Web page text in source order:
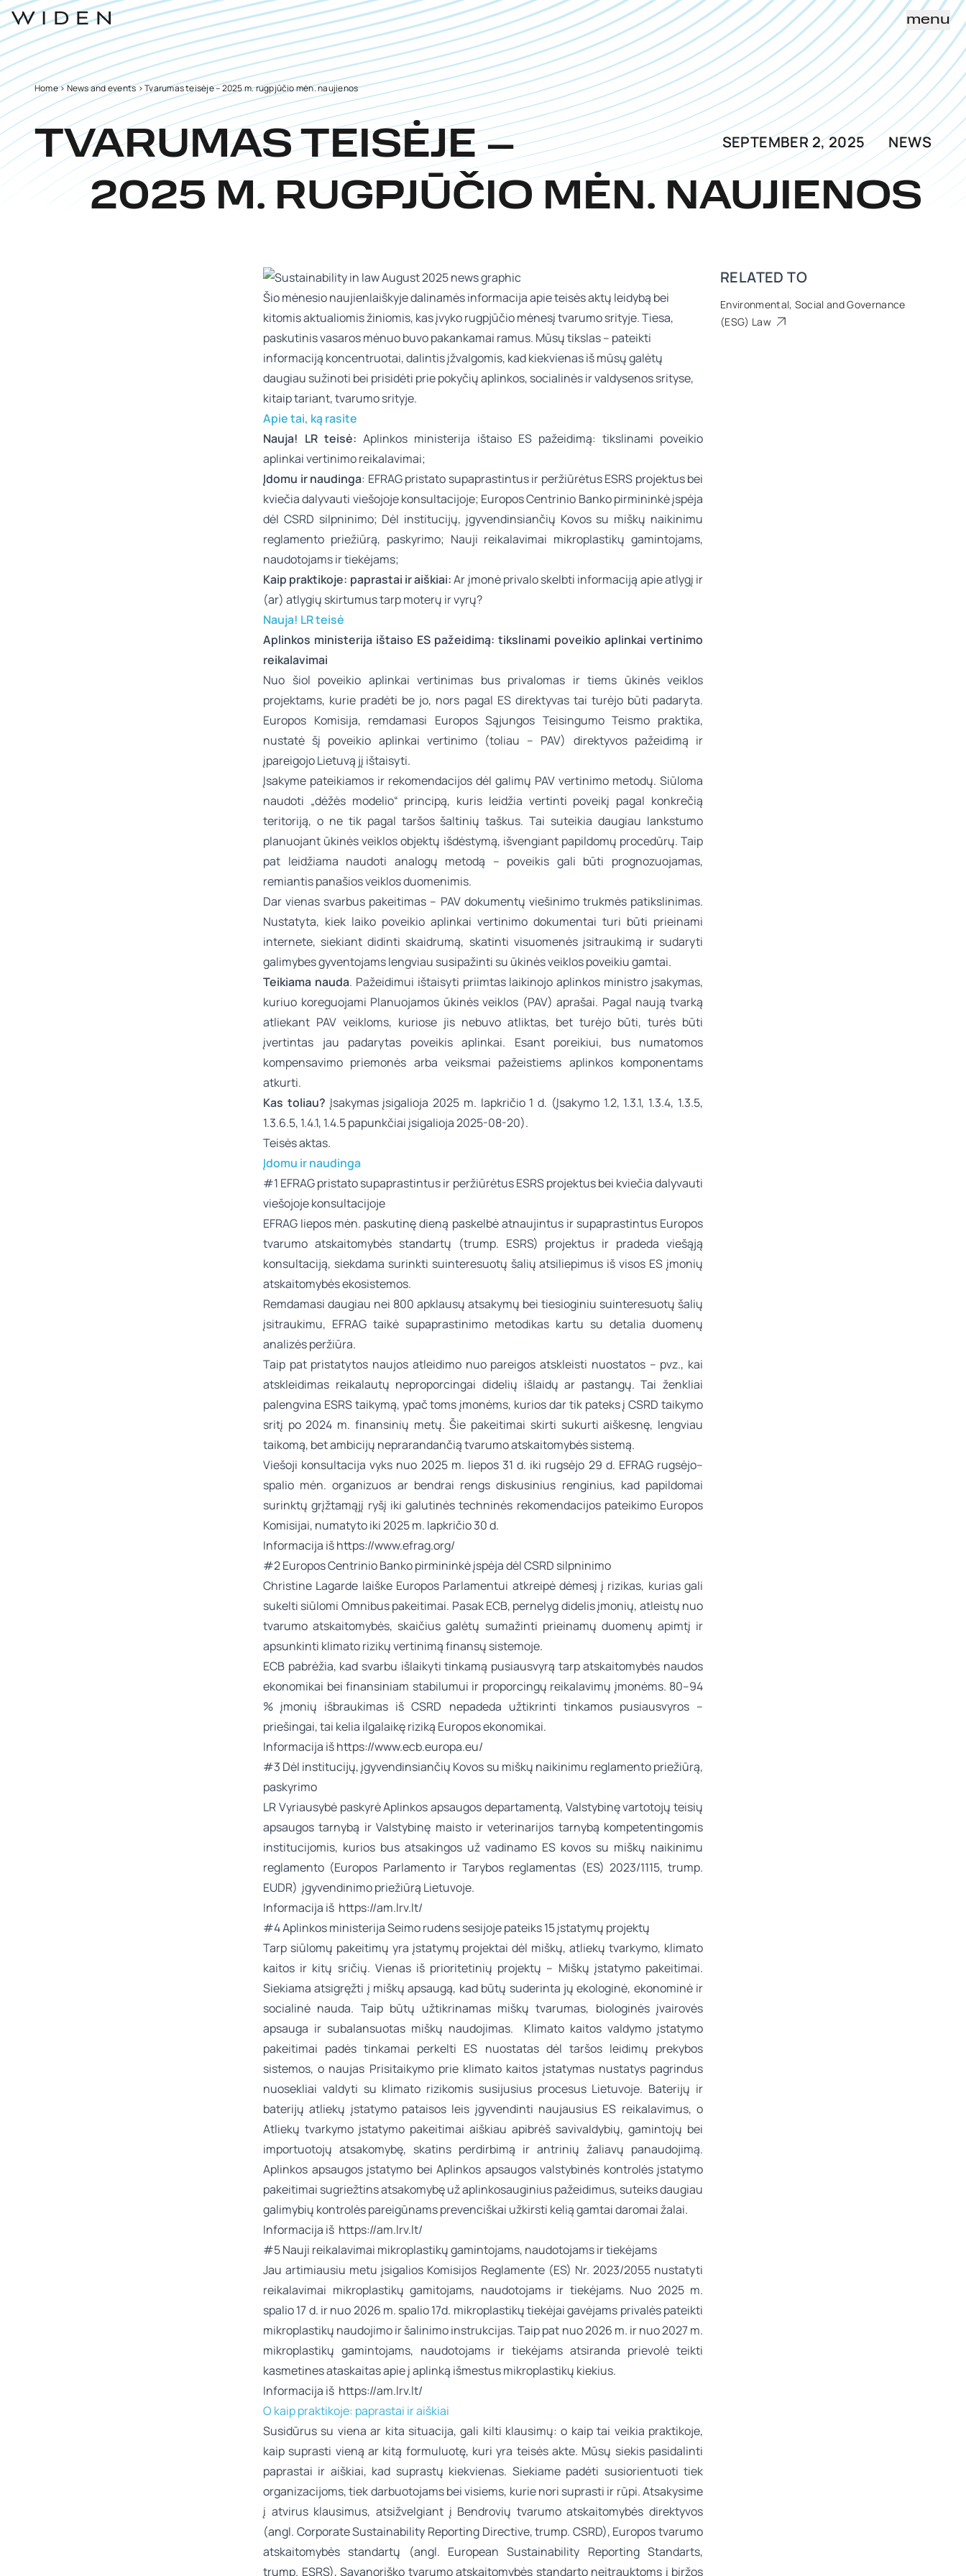
menu
Home>News and events>Tvarumas teisėje – 2025 m. rugpjūčio mėn. naujienos
TVARUMAS TEISĖJE –
2025 M. RUGPJŪČIO MĖN. NAUJIENOS
SEPTEMBER 2, 2025 NEWS
RELATED TO
Environmental, Social and Governance
(ESG) Law
Šiomėnesionaujienlaiškyjedalinamės informacija apie teisės aktų leidybą bei
kitomisaktualiomisžiniomis, kas įvyko rugpjūčiomėnesįtvarumo srityje.Tiesa,
paskutinis vasaros mėnuo buvopakankamai ramus. Mūsų tikslas – pateikti
informaciją koncentruotai,dalintis įžvalgomis, kad kiekvienas iš mūsų galėtų
daugiau sužinoti bei prisidėti prie pokyčių aplinkos, socialinės ir valdysenossrityse,
kitaip tariant, tvarumo srityje.
Apie tai, ką rasite
Nauja! LR teisė:Aplinkos ministerija ištaiso ES pažeidimą: tikslinami poveikio
aplinkai vertinimo reikalavimai;
Įdomu ir naudinga: EFRAG pristato supaprastintus ir peržiūrėtus ESRS projektus bei
kviečia dalyvauti viešojoje konsultacijoje; Europos Centrinio Banko pirmininkė įspėja
dėl CSRD silpninimo; Dėl institucijų, įgyvendinsiančių Kovos su miškų naikinimu
reglamento priežiūrą, paskyrimo; Nauji reikalavimai mikroplastikų gamintojams,
naudotojams ir tiekėjams;
Kaip praktikoje: paprastai ir aiškiai:Ar įmonė privalo skelbti informaciją apie atlygį ir
(ar) atlygių skirtumus tarp moterų ir vyrų?
Nauja! LR teisė
Aplinkos ministerija ištaiso ES pažeidimą: tikslinami poveikio aplinkai vertinimo
reikalavimai
Nuo šiol poveikio aplinkai vertinimas bus privalomas ir tiems ūkinės veiklos
projektams, kurie pradėti be jo, nors pagal ES direktyvas tai turėjo būti padaryta.
Europos Komisija, remdamasi Europos Sąjungos Teisingumo Teismo praktika,
nustatė šį poveikio aplinkai vertinimo (toliau – PAV) direktyvos pažeidimą ir
įpareigojo Lietuvą jį ištaisyti.
Įsakyme pateikiamos ir rekomendacijos dėl galimų PAV vertinimo metodų. Siūloma
naudoti „dėžės modelio“ principą, kuris leidžia vertinti poveikį pagal konkrečią
teritoriją, o ne tik pagal taršos šaltinių taškus. Tai suteikia daugiau lankstumo
planuojant ūkinės veiklos objektų išdėstymą, išvengiant papildomų procedūrų. Taip
pat leidžiama naudoti analogų metodą – poveikis gali būti prognozuojamas,
remiantis panašios veiklos duomenimis.
Dar vienas svarbus pakeitimas – PAV dokumentų viešinimo trukmės patikslinimas.
Nustatyta, kiek laiko poveikio aplinkai vertinimo dokumentai turi būti prieinami
internete, siekiant didinti skaidrumą, skatinti visuomenės įsitraukimą ir sudaryti
galimybes gyventojams lengviau susipažinti su ūkinės veiklos poveikiu gamtai.
Teikiama nauda. Pažeidimui ištaisyti priimtas laikinojo aplinkos ministro įsakymas,
kuriuo koreguojami Planuojamos ūkinės veiklos (PAV) aprašai. Pagal naują tvarką
atliekant PAV veikloms, kuriose jis nebuvo atliktas, bet turėjo būti, turės būti
įvertintas jau padarytas poveikis aplinkai. Esant poreikiui, bus numatomos
kompensavimo priemonės arba veiksmai pažeistiems aplinkos komponentams
atkurti.
Kas toliau? Įsakymas įsigalioja 2025 m. lapkričio 1 d. (Įsakymo 1.2, 1.3.1, 1.3.4, 1.3.5,
1.3.6.5, 1.4.1, 1.4.5 papunkčiai įsigalioja 2025-08-20).
Teisės aktas.
Įdomu ir naudinga
#1 EFRAG pristato supaprastintus ir peržiūrėtus ESRS projektus bei kviečia dalyvauti
viešojoje konsultacijoje
EFRAG liepos mėn. paskutinę dieną paskelbė atnaujintus ir supaprastintus Europos
tvarumo atskaitomybės standartų (trump. ESRS) projektus ir pradeda viešąją
konsultaciją, siekdama surinkti suinteresuotų šalių atsiliepimus iš visos ES įmonių
atskaitomybės ekosistemos.
Remdamasi daugiau nei 800 apklausų atsakymų bei tiesioginiu suinteresuotų šalių
įsitraukimu, EFRAG taikė supaprastinimo metodikas kartu su detalia duomenų
analizės peržiūra.
Taip pat pristatytos naujos atleidimo nuo pareigos atskleisti nuostatos – pvz., kai
atskleidimas reikalautų neproporcingai didelių išlaidų ar pastangų. Tai ženkliai
palengvina ESRS taikymą, ypač toms įmonėms, kurios dar tik pateks į CSRD taikymo
sritį po 2024 m. finansinių metų. Šie pakeitimai skirti sukurti aiškesnę, lengviau
taikomą, bet ambicijų neprarandančią tvarumo atskaitomybės sistemą.
Viešoji konsultacija vyks nuo 2025 m. liepos 31 d. iki rugsėjo 29 d. EFRAG rugsėjo–
spalio mėn. organizuos ar bendrai rengs diskusinius renginius, kad papildomai
surinktų grįžtamąjį ryšį iki galutinės techninės rekomendacijos pateikimo Europos
Komisijai, numatyto iki 2025 m. lapkričio 30 d.
Informacija išhttps://www.efrag.org/
#2 Europos Centrinio Banko pirmininkė įspėja dėl CSRD silpninimo
Christine Lagarde laiške Europos Parlamentui atkreipė dėmesį į rizikas, kurias gali
sukelti siūlomi Omnibus pakeitimai. Pasak ECB, pernelyg didelis įmonių, atleistų nuo
tvarumo atskaitomybės, skaičius galėtų sumažinti prieinamų duomenų apimtį ir
apsunkinti klimato rizikų vertinimą finansų sistemoje.
ECB pabrėžia, kad svarbu išlaikyti tinkamą pusiausvyrą tarp atskaitomybės naudos
ekonomikai bei finansiniam stabilumui ir proporcingų reikalavimų įmonėms. 80–94
% įmonių išbraukimas iš CSRD nepadeda užtikrinti tinkamos pusiausvyros –
priešingai, tai kelia ilgalaikę riziką Europos ekonomikai.
Informacija išhttps://www.ecb.europa.eu/
#3 Dėl institucijų, įgyvendinsiančių Kovos su miškų naikinimu reglamento priežiūrą,
paskyrimo
LR Vyriausybė paskyrė Aplinkos apsaugos departamentą, Valstybinę vartotojų teisių
apsaugos tarnybą ir Valstybinę maisto ir veterinarijos tarnybą kompetentingomis
institucijomis, kurios bus atsakingos už vadinamo ES kovos su miškų naikinimu
reglamento (Europos Parlamento ir Tarybos reglamentas (ES) 2023/1115, trump.
EUDR) įgyvendinimo priežiūrą Lietuvoje.
Informacija iš https://am.lrv.lt/
#4 Aplinkos ministerija Seimo rudens sesijoje pateiks 15 įstatymų projektų
Tarp siūlomų pakeitimų yra įstatymų projektai dėl miškų, atliekų tvarkymo, klimato
kaitos ir kitų sričių. Vienas iš prioritetinių projektų – Miškų įstatymo pakeitimai.
Siekiama atsigręžti į miškų apsaugą, kad būtų suderinta jų ekologinė, ekonominė ir
socialinė nauda. Taip būtų užtikrinamas miškų tvarumas, biologinės įvairovės
apsauga ir subalansuotas miškų naudojimas. Klimato kaitos valdymo įstatymo
pakeitimai padės tinkamai perkelti ES nuostatas dėl taršos leidimų prekybos
sistemos, o naujas Prisitaikymo prie klimato kaitos įstatymas nustatys pagrindus
nuosekliai valdyti su klimato rizikomis susijusius procesus Lietuvoje. Baterijų ir
baterijų atliekų įstatymo pataisos leis įgyvendinti naujausius ES reikalavimus, o
Atliekų tvarkymo įstatymo pakeitimai aiškiau apibrėš savivaldybių, gamintojų bei
importuotojų atsakomybę, skatins perdirbimą ir antrinių žaliavų panaudojimą.
Aplinkos apsaugos įstatymo bei Aplinkos apsaugos valstybinės kontrolės įstatymo
pakeitimai sugriežtins atsakomybę už aplinkosauginius pažeidimus, suteiks daugiau
galimybių kontrolės pareigūnams prevenciškai užkirsti kelią gamtai daromai žalai.
Informacija iš https://am.lrv.lt/
#5 Nauji reikalavimai mikroplastikų gamintojams, naudotojams ir tiekėjams
Jau artimiausiu metu įsigalios Komisijos Reglamente (ES) Nr. 2023/2055 nustatyti
reikalavimai mikroplastikų gamitojams, naudotojams ir tiekėjams. Nuo 2025 m.
spalio 17 d. ir nuo 2026 m. spalio 17d. mikroplastikų tiekėjai gavėjams privalės pateikti
mikroplastikų naudojimo ir šalinimo instrukcijas. Taip pat nuo 2026 m. ir nuo 2027 m.
mikroplastikų gamintojams, naudotojams ir tiekėjams atsiranda prievolė teikti
kasmetines ataskaitas apie į aplinką išmestus mikroplastikų kiekius.
Informacija iš https://am.lrv.lt/
O kaip praktikoje: paprastai ir aiškiai
Susidūrus su viena ar kita situacija, gali kilti klausimų: o kaip tai veikia praktikoje,
kaip suprasti vieną ar kitą formuluotę, kuri yra teisės akte. Mūsų siekis pasidalinti
paprastai ir aiškiai, kad suprastų kiekvienas. Siekiame padėti susiorientuoti tiek
organizacijoms, tiek darbuotojams bei visiems, kurie nori suprasti ir rūpi. Atsakysime
į atvirus klausimus, atsižvelgiant į Bendrovių tvarumo atskaitomybės direktyvos
(angl. Corporate Sustainability Reporting Directive, trump. CSRD), Europos tvarumo
atskaitomybės standartų (angl. European Sustainability Reporting Standarts,
trump. ESRS), Savanoriško tvarumo atskaitomybės standarto neįtrauktoms į biržos